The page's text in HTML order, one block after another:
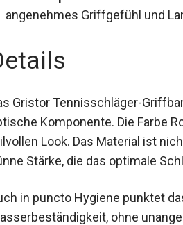
angenehmes Griffgefühl und
Gristor Tennisschläger-
Komponente. Die Farbe
Look. Das Material ist
Stärke, die das optimale
in puncto Hygiene punktet
ohne